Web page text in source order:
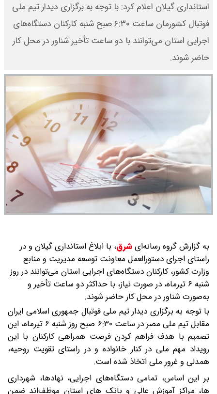
استانداری گیلان اعلام کرد: با توجه به برگزاری دیدار تیم ملی
فوتبال کشورمان ساعت ۶:۳۰ صبح شنبه کارکنان دستگاه‌های
اجرایی استان می‌توانند با دو ساعت تأخیر شناور در محل کار
حاضر شوند.
به گزارش گروه رسانه‌ایشرق، با ابلاغ استانداری گیلان و در
راستای اجرای دستورالعمل معاونت توسعه مدیریت و منابع
وزارت کشور، کارکنان دستگاه‌های اجرایی استان می‌توانند در روز
شنبه ۶ تیرماه، در صورت نیاز، با حداکثر دو ساعت تأخیر و
به‌صورت شناور در محل کار حاضر شوند.
با توجه به برگزاری دیدار تیم ملی فوتبال جمهوری اسلامی ایران
مقابل تیم ملی مصر در ساعت ۶:۳۰ صبح روز شنبه ۶ تیرماه، این
تصمیم با هدف فراهم کردن فرصت همراهی کارکنان با این
رویداد مهم ملی در کنار خانواده و در راستای تقویت روحیه،
همدلی و غرور ملی اتخاذ شده است.
بر این اساس، تمامی دستگاه‌های اجرایی، نهادها، شهرداری
ها، مراکز آموزش عالی و بانک های استان موظف‌اند ضمن